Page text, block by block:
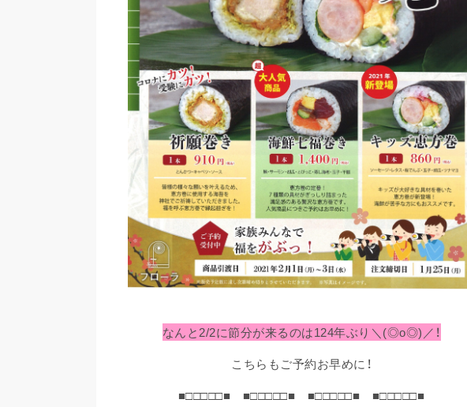
なんと2/2に節分が来るのは124年ぶり＼(◎o◎)／！
こちらもご予約お早めに！
■□□□□□■ ■□□□□□■ ■□□□□□■ ■□□□□□■